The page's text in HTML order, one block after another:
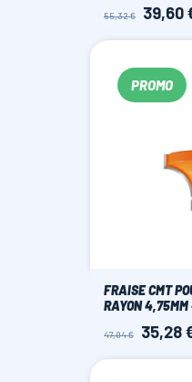
Prix
55,32 € Prix
39,60
PROMO
FRAISE CMT
RAYON 4,75MM
Prix
47,04 € Prix
35,28